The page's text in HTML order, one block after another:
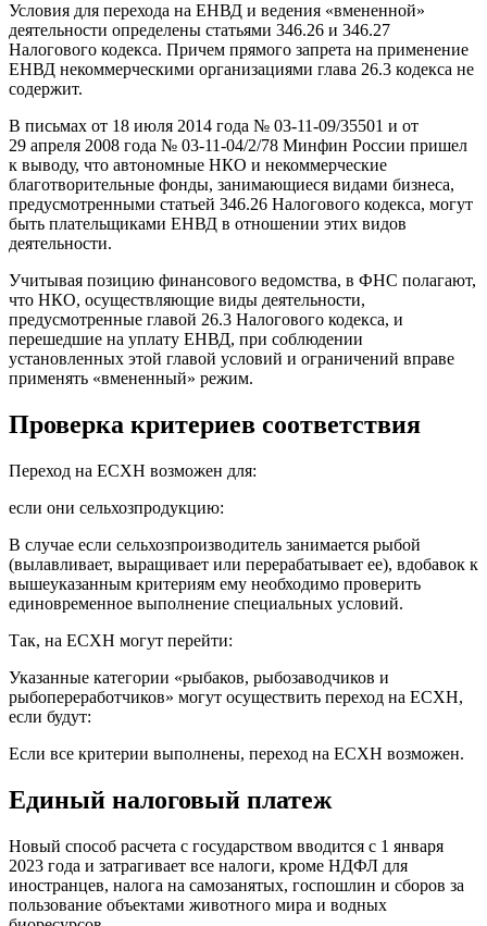
Условия для перехода на ЕНВД и ведения «вмененной»
деятельности определены статьями 346.26 и 346.27
Налогового кодекса. Причем прямого запрета на применение
ЕНВД некоммерческими организациями глава 26.3 кодекса не
содержит.
В письмах от 18 июля 2014 года № 03-11-09/35501 и от
29 апреля 2008 года № 03-11-04/2/78 Минфин России пришел
к выводу, что автономные НКО и некоммерческие
благотворительные фонды, занимающиеся видами бизнеса,
предусмотренными статьей 346.26 Налогового кодекса, могут
быть плательщиками ЕНВД в отношении этих видов
деятельности.
Учитывая позицию финансового ведомства, в ФНС полагают,
что НКО, осуществляющие виды деятельности,
предусмотренные главой 26.3 Налогового кодекса, и
перешедшие на уплату ЕНВД, при соблюдении
установленных этой главой условий и ограничений вправе
применять «вмененный» режим.
Проверка критериев соответствия
Переход на ЕСХН возможен для:
если они сельхозпродукцию:
В случае если сельхозпроизводитель занимается рыбой
(вылавливает, выращивает или перерабатывает ее), вдобавок к
вышеуказанным критериям ему необходимо проверить
единовременное выполнение специальных условий.
Так, на ЕСХН могут перейти:
Указанные категории «рыбаков, рыбозаводчиков и
рыбопереработчиков» могут осуществить переход на ЕСХН,
если будут:
Если все критерии выполнены, переход на ЕСХН возможен.
Единый налоговый платеж
Новый способ расчета с государством вводится с 1 января
2023 года и затрагивает все налоги, кроме НДФЛ для
иностранцев, налога на самозанятых, госпошлин и сборов за
пользование объектами животного мира и водных